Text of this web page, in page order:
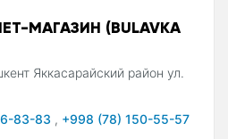
МАГАЗИН (BULAVKA
Яккасарайский район ул.
83-83 , +998 (78) 150-55-57